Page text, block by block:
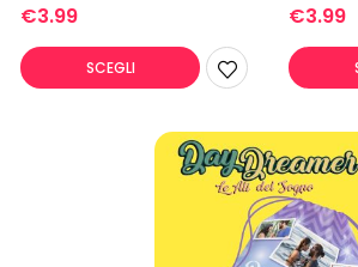
€3.99
SCEGLI
€3.99